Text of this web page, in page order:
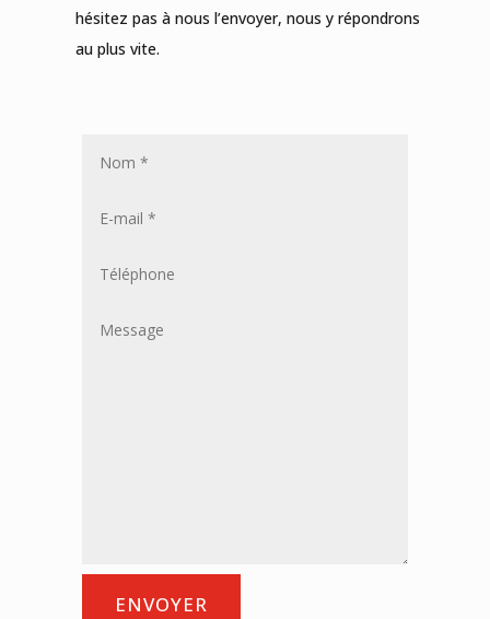
hésitez pas à nous l’envoyer, nous y répondrons
au plus vite.
ENVOYER